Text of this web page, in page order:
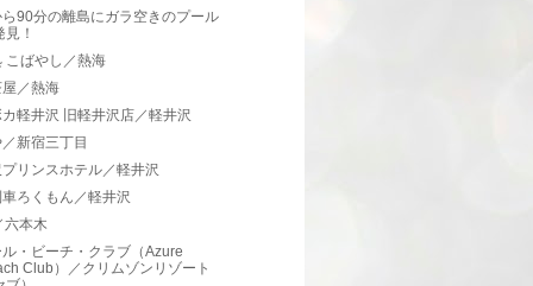
90分の離島にガラ空きのプール
見！
こばやし／熱海
／熱海
軽井沢 旧軽井沢店／軽井沢
新宿三丁目
リンスホテル／軽井沢
ろくもん／軽井沢
六本木
・ビーチ・クラブ（Azure
Club）／クリムゾンリゾート